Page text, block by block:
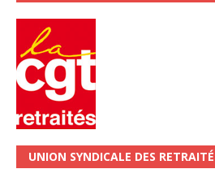
UNION SYNDICALE DES